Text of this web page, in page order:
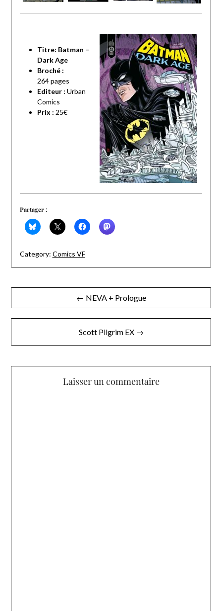
Titre: Batman –
Dark Age
Broché :
264 pages
Editeur : Urban
Comics
Prix : 25€
Partager :
Category: Comics VF
Navigation
de
← NEVA + Prologue
Scott Pilgrim EX →
Laisser un commentaire